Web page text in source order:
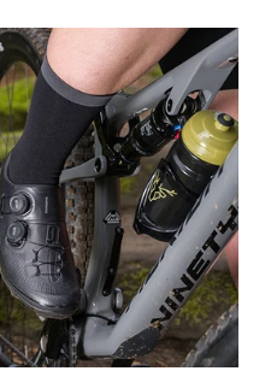
est vide.
EN LIGNE